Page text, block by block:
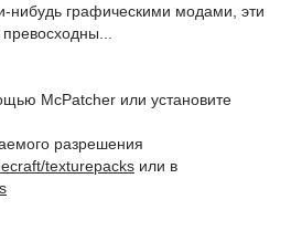
нибудь графическими модами, эти
McPatcher или установите
разрешения
texturepacks или в